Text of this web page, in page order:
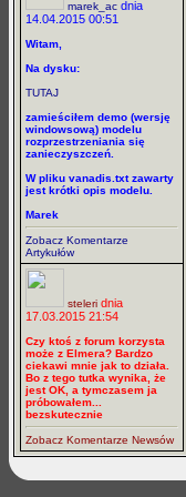
marek_ac dnia
14.04.2015 00:51
Witam,
Na dysku:
TUTAJ
zamieściłem demo (wersję
windowsową) modelu
rozprzestrzeniania się
zanieczyszczeń.
W pliku vanadis.txt zawarty
jest krótki opis modelu.
Marek
Zobacz Komentarze
Artykułów
steleri dnia
17.03.2015 21:54
Czy ktoś z forum korzysta
może z Elmera? Bardzo
ciekawi mnie jak to działa.
Bo z tego tutka wynika, że
jest OK, a tymczasem ja
próbowałem...
bezskutecznie
Zobacz Komentarze Newsów